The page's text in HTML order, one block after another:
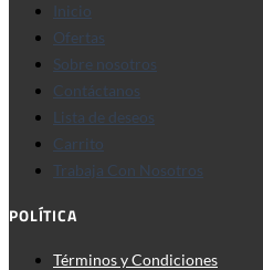
Inicio
Ofertas
Sobre nosotros
Contáctanos
Lista de deseos
Carrito
Trabaja Con Nosotros
POLÍTICA
Términos y Condiciones